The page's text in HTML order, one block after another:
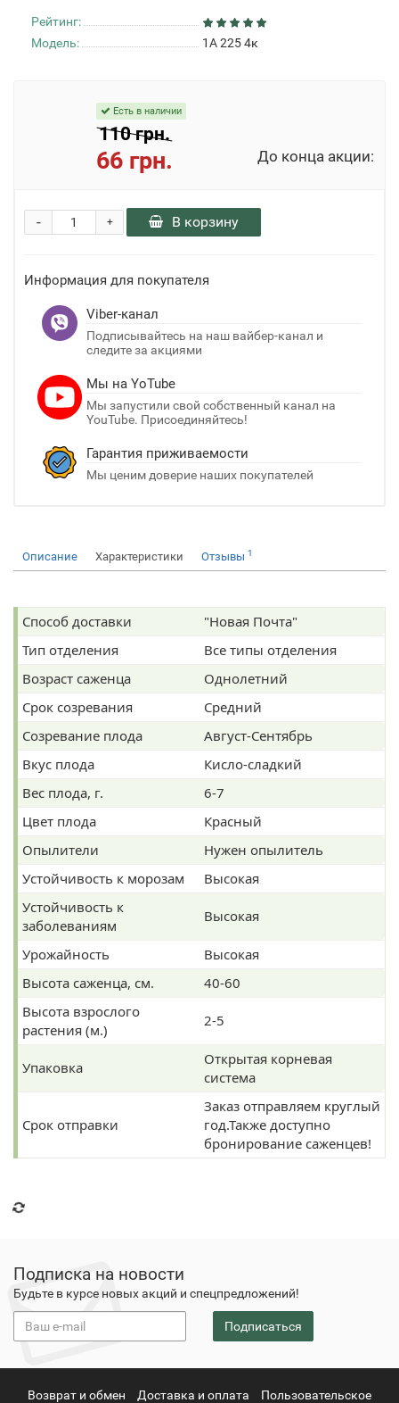
Рейтинг:
Модель:
1А 225 4к
Есть в наличии
110 грн.
66 грн. До конца акции:
+
- В корзину
Информация для покупателя
Viber-канал
Подписывайтесь на наш вайбер-канал и
следите за акциями
Мы на YoTube
Мы запустили свой собственный канал на
YouTube. Присоединяйтесь!
Гарантия приживаемости
Мы ценим доверие наших покупателей
Описание Характеристики Отзывы 1
Способ доставки
"Новая Почта"
Тип отделения
Все типы отделения
Возраст саженца
Однолетний
Срок созревания
Средний
Созревание плода
Август-Сентябрь
Вкус плода
Кисло-сладкий
Вес плода, г.
6-7
Цвет плода
Красный
Опылители
Нужен опылитель
Устойчивость к морозам
Высокая
Устойчивость к
заболеваниям
Высокая
Урожайность
Высокая
Высота саженца, см.
40-60
Высота взрослого
растения (м.)
2-5
Упаковка
Открытая корневая
система
Срок отправки
Заказ отправляем круглый
год.Также доступно
бронирование саженцев!
Подписка на новости
Будьте в курсе новых акций и спецпредложений!
Подписаться
Возврат и обмен Доставка и оплата Пользовательское